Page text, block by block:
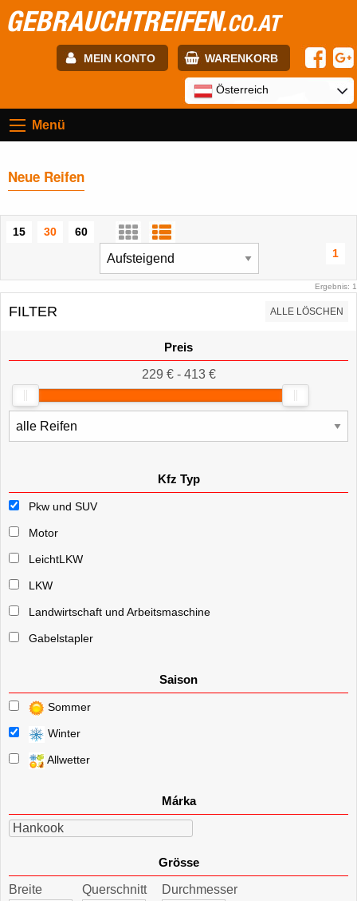
GEBRAUCHTREIFEN.CO.AT
MEIN KONTO WARENKORB
Passwort:
Österreich
Menü
Neue Reifen
15 30
60
1
Ergebnis: 1
FILTER ALLE LÖSCHEN
Preis
229 € - 413 €
Kfz Typ
Pkw und SUV
Motor
LeichtLKW
LKW
Landwirtschaft und Arbeitsmaschine
Gabelstapler
Saison
Sommer
Winter
Allwetter
Márka
Hankook
Grösse
Breite
Querschnitt
Durchmesser